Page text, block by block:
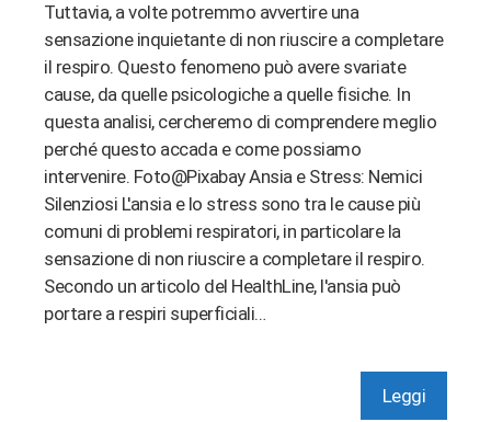
Tuttavia, a volte potremmo avvertire una
sensazione inquietante di non riuscire a completare
il respiro. Questo fenomeno può avere svariate
cause, da quelle psicologiche a quelle fisiche. In
questa analisi, cercheremo di comprendere meglio
perché questo accada e come possiamo
intervenire. Foto@Pixabay Ansia e Stress: Nemici
Silenziosi L'ansia e lo stress sono tra le cause più
comuni di problemi respiratori, in particolare la
sensazione di non riuscire a completare il respiro.
Secondo un articolo del HealthLine, l'ansia può
portare a respiri superficiali…
Leggi